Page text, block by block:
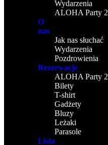
Wydarzenia
ALOHA Party 2
O
nas
Jak nas słuchać
Wydarzenia
Pozdrowienia
Rezerwacje
ALOHA Party 2
Bilety
T-shirt
Gadżety
Bluzy
Leżaki
Parasole
Lista